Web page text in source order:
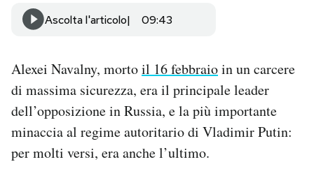
Area Personale
Newsletter
Regala il Post
Hai bisogno di aiuto?
Esci
Ascolta l'articolo 09:43
Alexei Navalny, mortoil 16 febbraioin un carcere
di massima sicurezza, era il principale leader
dell’opposizione in Russia, e la più importante
minaccia al regime autoritario di Vladimir Putin:
per molti versi, era anche l’ultimo.